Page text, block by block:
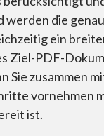
die
ein
Ziel-PDF-
Sie zusammen
vornehmen
ist.